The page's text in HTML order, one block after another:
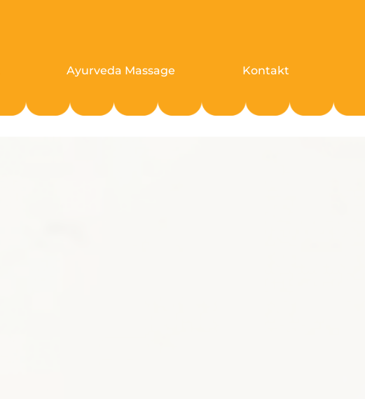
Ayurveda Massage Kontakt